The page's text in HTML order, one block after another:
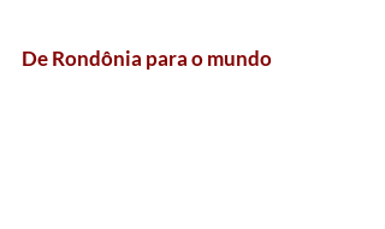
De Rondônia para o mundo